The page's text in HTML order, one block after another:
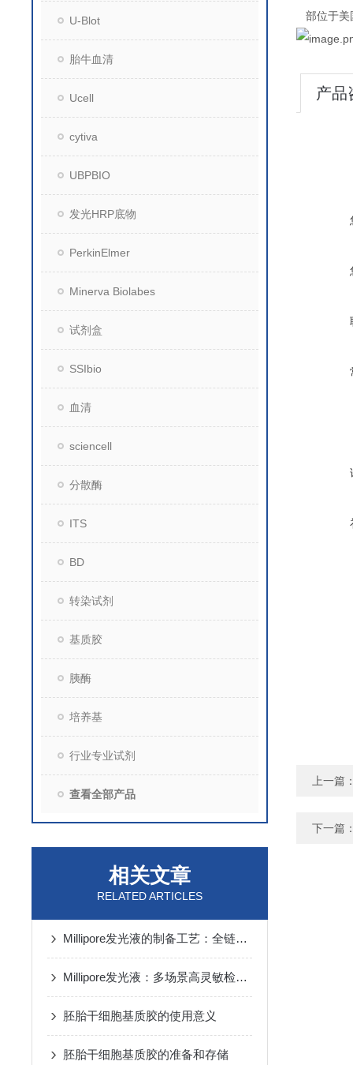
U-Blot
胎牛血清
Ucell
cytiva
UBPBIO
发光HRP底物
PerkinElmer
Minerva Biolabes
试剂盒
SSIbio
血清
sciencell
分散酶
ITS
BD
转染试剂
基质胶
胰酶
培养基
行业专业试剂
查看全部产品
相关文章
RELATED ARTICLES
Millipore发光液的制备工艺：全链路质控保障检测性能稳定
Millipore发光液：多场景高灵敏检测的核心试剂支撑
胚胎干细胞基质胶的使用意义
胚胎干细胞基质胶的准备和存储
部位于美
产品
上一篇
下一篇